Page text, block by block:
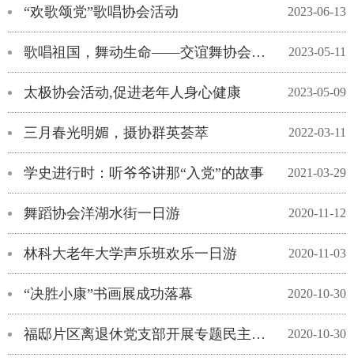
2023-06-13
“欢歌颂党”歌唱协会活动
2023-05-11
歌唱祖国，舞动生命——交谊舞协会户外主题活动
2023-05-09
太极协会活动,促进老年人身心健康
2022-03-11
三月春光明媚，摄协群英荟萃
2021-03-29
学史进行时：听爷爷讲那“入党”的故事
2020-11-12
舞蹈协会洋湖水街一日游
2020-11-03
林科大老年大学声乐班欢乐一日游
2020-10-30
“决胜小康”书画展成功落幕
2020-10-30
福邸片区离退休党支部开展专题民主生活会